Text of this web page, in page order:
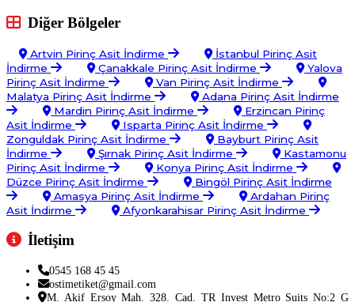
Diğer Bölgeler
Artvin Pirinç Asit İndirme
İstanbul Pirinç Asit
İndirme
Çanakkale Pirinç Asit İndirme
Yalova
Pirinç Asit İndirme
Van Pirinç Asit İndirme
Malatya Pirinç Asit İndirme
Adana Pirinç Asit İndirme
Mardin Pirinç Asit İndirme
Erzincan Pirinç
Asit İndirme
Isparta Pirinç Asit İndirme
Zonguldak Pirinç Asit İndirme
Bayburt Pirinç Asit
İndirme
Şırnak Pirinç Asit İndirme
Kastamonu
Pirinç Asit İndirme
Konya Pirinç Asit İndirme
Düzce Pirinç Asit İndirme
Bingöl Pirinç Asit İndirme
Amasya Pirinç Asit İndirme
Ardahan Pirinç
Asit İndirme
Afyonkarahisar Pirinç Asit İndirme
İletişim
0545 168 45 45
ostimetiket@gmail.com
M. Akif Ersoy Mah. 328. Cad. TR Invest Metro Suits No:2 G